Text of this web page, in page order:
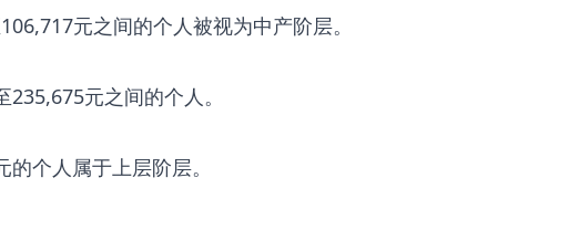
元之间的个人被视为中产阶层。
元之间的个人。
个人属于上层阶层。